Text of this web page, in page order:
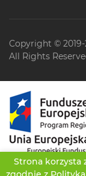
Strona korzysta
Copyright © 2019-
All Rights